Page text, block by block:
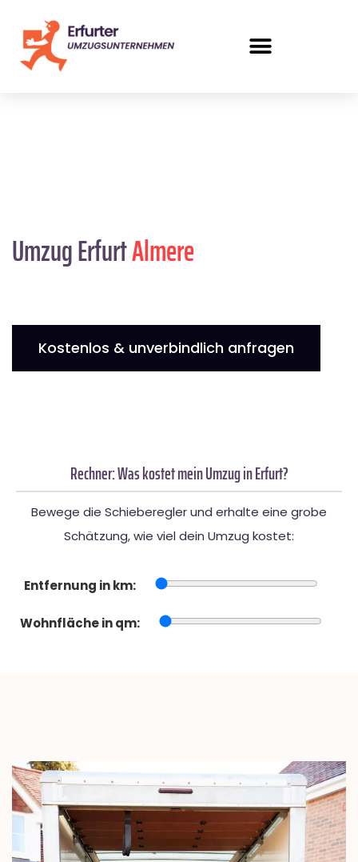
Umzug ErfurtAlmere
Kostenlos & unverbindlich anfragen
Rechner: Was kostet mein Umzug in Erfurt?
Bewege die Schieberegler und erhalte eine grobe
Schätzung, wie viel dein Umzug kostet:
Entfernung in km:
Wohnfläche in qm: